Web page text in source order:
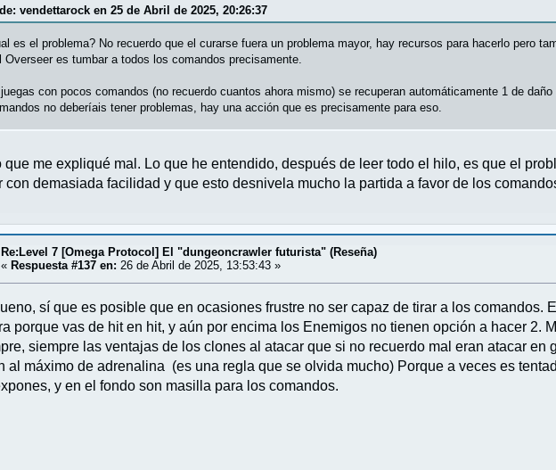
vendettarock en 25 de Abril de 2025, 20:26:37
es el problema? No recuerdo que el curarse fuera un problema mayor, hay recursos para hacerlo pero
Overseer es tumbar a todos los comandos precisamente.
con pocos comandos (no recuerdo cuantos ahora mismo) se recuperan automáticamente 1 de
no deberíais tener problemas, hay una acción que es precisamente para eso.
que me expliqué mal. Lo que he entendido, después de leer todo el hilo, es que el
con demasiada facilidad y que esto desnivela mucho la partida a favor de los
Re:Level 7 [Omega Protocol] El "dungeoncrawler futurista" (Reseña)
« Respuesta #137 en: 26 de Abril de 2025, 13:53:43 »
sí que es posible que en ocasiones frustre no ser capaz de tirar a los comandos.
porque vas de hit en hit, y aún por encima los Enemigos no tienen opción a hacer 2.
siempre las ventajas de los clones al atacar que si no recuerdo mal eran atacar en
al máximo de adrenalina (es una regla que se olvida mucho) Porque a veces es
y en el fondo son masilla para los comandos.